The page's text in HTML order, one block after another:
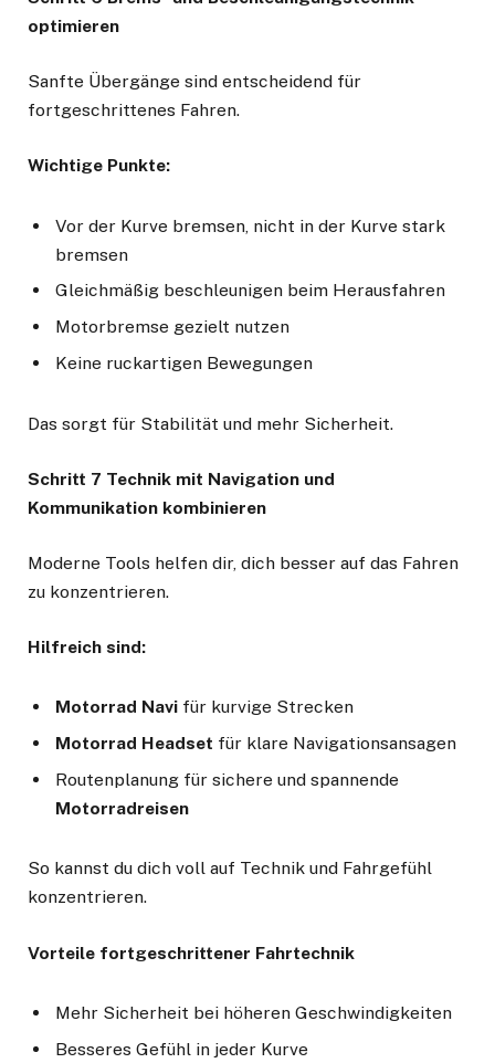
optimieren
Sanfte Übergänge sind entscheidend für
fortgeschrittenes Fahren.
Wichtige Punkte:
Vor der Kurve bremsen, nicht in der Kurve stark
bremsen
Gleichmäßig beschleunigen beim Herausfahren
Motorbremse gezielt nutzen
Keine ruckartigen Bewegungen
Das sorgt für Stabilität und mehr Sicherheit.
Schritt 7 Technik mit Navigation und
Kommunikation kombinieren
Moderne Tools helfen dir, dich besser auf das Fahren
zu konzentrieren.
Hilfreich sind:
Motorrad Navi für kurvige Strecken
Motorrad Headset für klare Navigationsansagen
Routenplanung für sichere und spannende
Motorradreisen
So kannst du dich voll auf Technik und Fahrgefühl
konzentrieren.
Vorteile fortgeschrittener Fahrtechnik
Mehr Sicherheit bei höheren Geschwindigkeiten
Besseres Gefühl in jeder Kurve